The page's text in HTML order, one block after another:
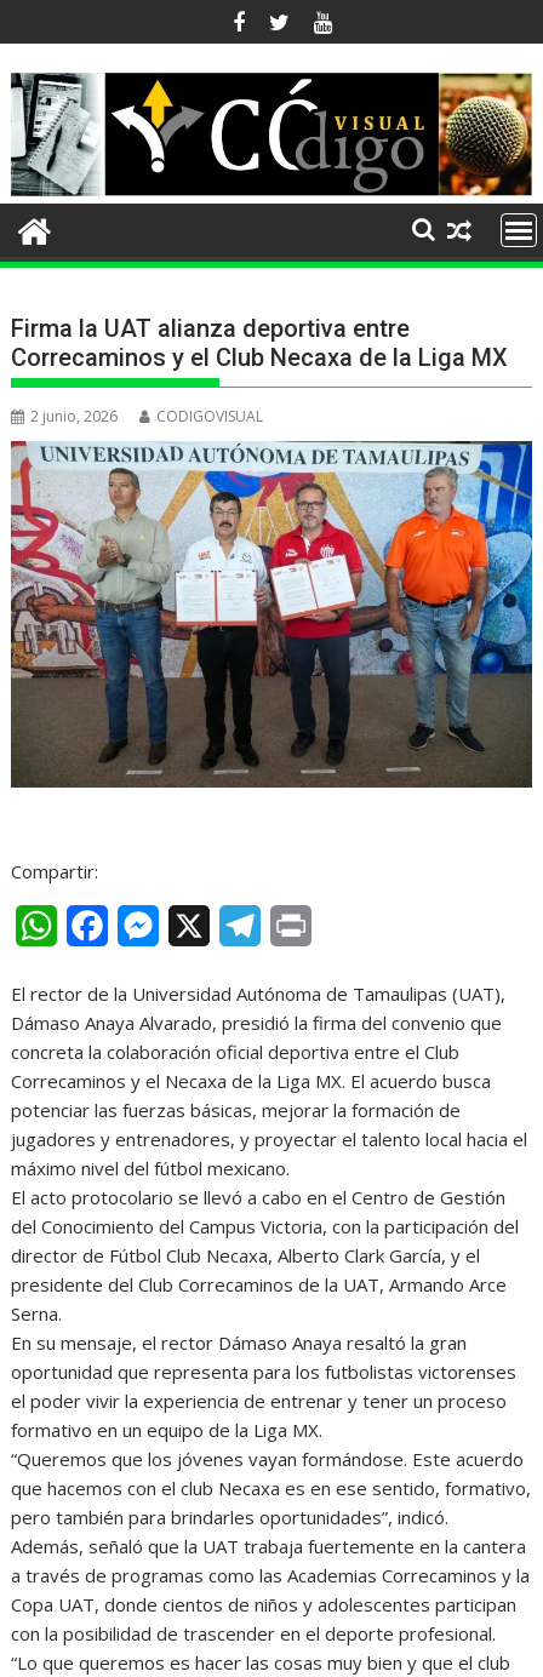
al
contenido
Firma la UAT alianza deportiva entre
Correcaminos y el Club Necaxa de la Liga MX
2 junio, 2026 CODIGOVISUAL
Compartir:
W
a
t
s
A
p
p
c
e
b
o
o
k
M
s
s
e
n
g
e
r
l
e
g
r
a
m
i
n
t
El rector de la Universidad Autónoma de Tamaulipas (UAT),
Dámaso Anaya Alvarado, presidió la firma del convenio que
concreta la colaboración oficial deportiva entre el Club
Correcaminos y el Necaxa de la Liga MX. El acuerdo busca
potenciar las fuerzas básicas, mejorar la formación de
jugadores y entrenadores, y proyectar el talento local hacia el
máximo nivel del fútbol mexicano.
El acto protocolario se llevó a cabo en el Centro de Gestión
del Conocimiento del Campus Victoria, con la participación del
director de Fútbol Club Necaxa, Alberto Clark García, y el
presidente del Club Correcaminos de la UAT, Armando Arce
Serna.
En su mensaje, el rector Dámaso Anaya resaltó la gran
oportunidad que representa para los futbolistas victorenses
el poder vivir la experiencia de entrenar y tener un proceso
formativo en un equipo de la Liga MX.
“Queremos que los jóvenes vayan formándose. Este acuerdo
que hacemos con el club Necaxa es en ese sentido, formativo,
pero también para brindarles oportunidades”, indicó.
Además, señaló que la UAT trabaja fuertemente en la cantera
a través de programas como las Academias Correcaminos y la
Copa UAT, donde cientos de niños y adolescentes participan
con la posibilidad de trascender en el deporte profesional.
“Lo que queremos es hacer las cosas muy bien y que el club